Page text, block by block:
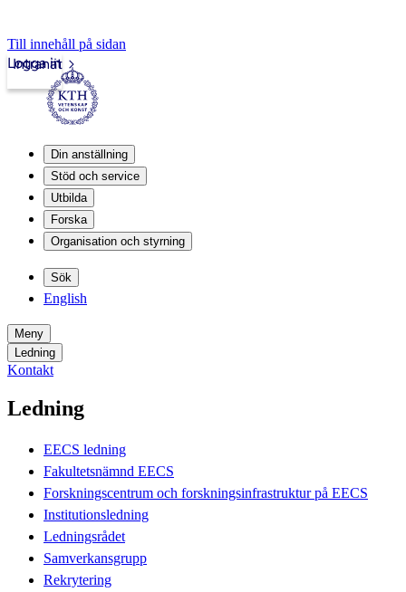
Till innehåll på sidan
Intranät
Logga in
Din anställning
Stöd och service
Utbilda
Forska
Organisation och styrning
Sök
English
Meny
Ledning
Kontakt
Ledning
EECS ledning
Fakultetsnämnd EECS
Forskningscentrum och forskningsinfrastruktur på EECS
Institutionsledning
Ledningsrådet
Samverkansgrupp
Rekrytering